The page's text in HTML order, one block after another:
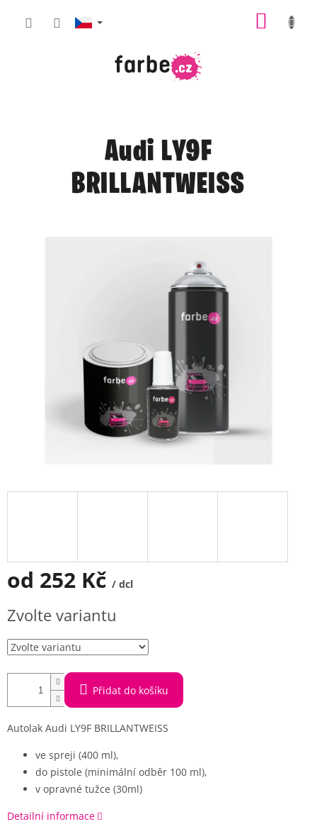
Audi LY9F
BRILLANTWEISS
od 252 Kč / dcl
cena:
Zvolte variantu
Přidat do košíku
Autolak Audi LY9F BRILLANTWEISS
ve spreji (400 ml),
do pistole (minimální odběr 100 ml),
v opravné tužce (30ml)
Detailní informace